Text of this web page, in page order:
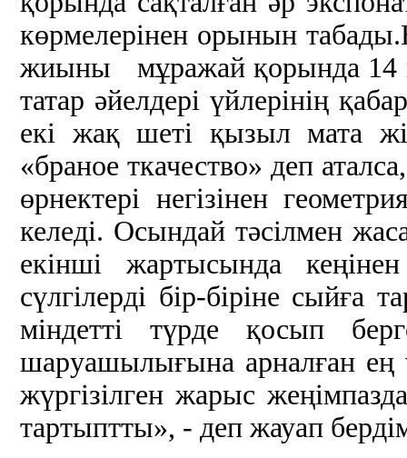
көрмелерінен орынын
жиыны мұражай қорында 14
татар әйелдері үйлерінің
екі жақ шеті қызыл мата
«браное ткачество» деп
өрнектері негізінен
келеді. Осындай тәсілмен
екінші жартысында
сүлгілерді бір-біріне
міндетті түрде қосып
шаруашылығына арналған ең
жүргізілген жарыс
тартыптты», - деп жауап